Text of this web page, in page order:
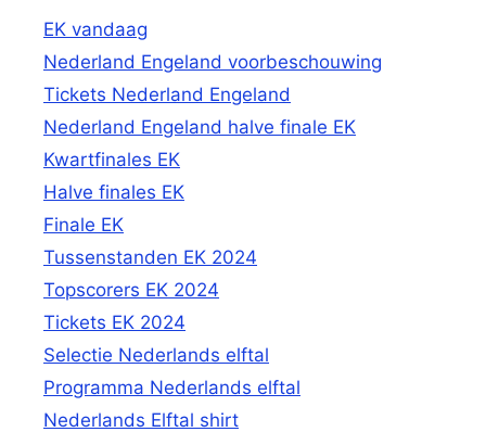
EK vandaag
Nederland Engeland voorbeschouwing
Tickets Nederland Engeland
Nederland Engeland halve finale EK
Kwartfinales EK
Halve finales EK
Finale EK
Tussenstanden EK 2024
Topscorers EK 2024
Tickets EK 2024
Selectie Nederlands elftal
Programma Nederlands elftal
Nederlands Elftal shirt